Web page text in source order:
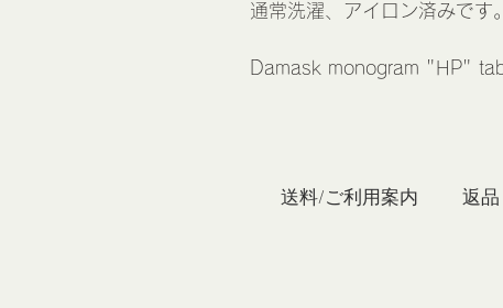
通常洗濯、アイロン済みです。
Damask monogram "HP"
送料/ご利用案内 返